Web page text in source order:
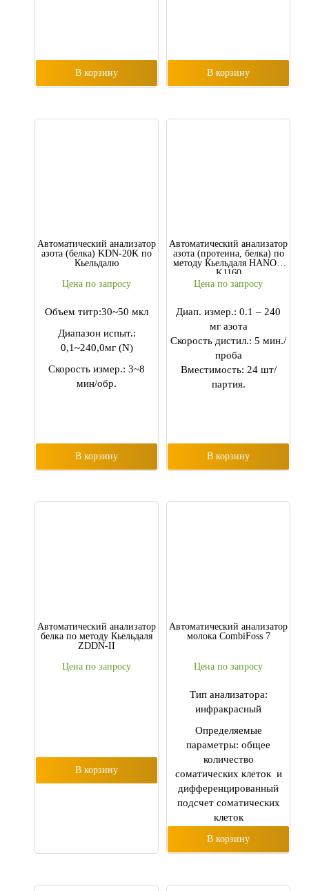
В корзину В корзину
Автоматический анализатор
азота (белка) KDN-20K по
Кьельдалю
Цена по запросу
Объем титр:30~50 мкл
Диапазон испыт.:
0,1~240,0мг (N)
Скорость измер.: 3~8
мин/обр.
В корзину
Автоматический анализатор
азота (протеина, белка) по
методу Кьельдаля HANON
K1160
Цена по запросу
Диап. измер.: 0.1 – 240
мг азота
Скорость дистил.: 5 мин./
проба
Вместимость: 24 шт/
партия.
В корзину
Автоматический анализатор
белка по методу Кьельдаля
ZDDN-II
Цена по запросу
В корзину
Автоматический анализатор
молока CombiFoss 7
Цена по запросу
Тип анализатора:
инфракрасный
Определяемые
параметры: общее
количество
соматических клеток и
дифференцированный
подсчет соматических
клеток
В корзину